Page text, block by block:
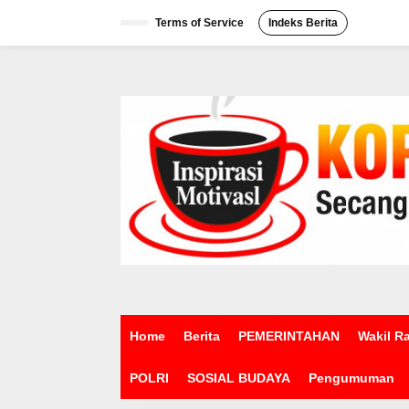
Terms of Service Indeks Berita
Home Berita PEMERINTAHAN Wakil
POLRI SOSIAL BUDAYA Pengumuman